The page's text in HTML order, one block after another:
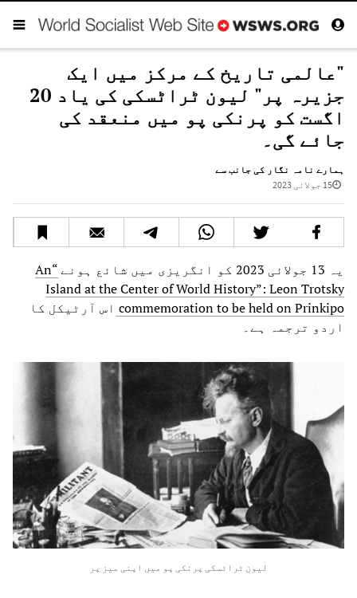
"عالمی تاریخ کے مرکز میں ایک
جزیرہ پر" لیون ٹراٹسکی کی یاد 20
اگست کو پرنکی پو میں منعقد کی
جائے گی۔
ہمارے نامہ نگار کی جانب سے
15 جولائی 2023
یہ 13 جولائی 2023 کو انگریزی میں شائع ہونے
“An
Island at the Center of World History”: Leon Trotsky
commemoration to be held on Prinkipo اس آرٹیکل کا
اردو ترجمہ ہے۔
لیون ٹراٹسکی پرنکی پو میں اپنی میز پر